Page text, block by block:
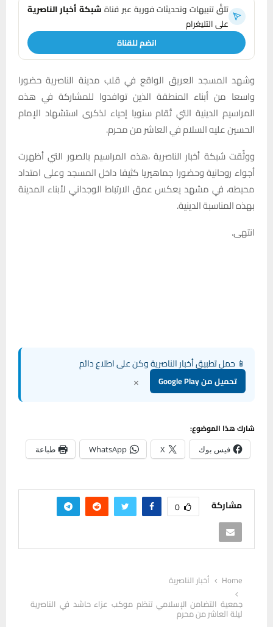
تلقَّ تنبيهات وتحديثات فورية عبر قناةشبكة أخبار الناصرية
على التليغرام
انضم للقناة
وشهد المسجد العريق الواقع في قلب مدينة الناصرية حضورا
واسعا من أبناء المنطقة الذين توافدوا للمشاركة في هذه
المراسيم الدينية التي تُقام سنويا إحياء لذكرى استشهاد الإمام
الحسين عليه السلام في العاشر من محرم.
ووثّقت شبكة أخبار الناصرية ،هذه المراسيم بالصور التي أظهرت
أجواء روحانية وحضورا جماهيريا كثيفا داخل المسجد وعلى امتداد
محيطه، في مشهد يعكس عمق الارتباط الوجداني لأبناء المدينة
بهذه المناسبة الدينية.
انتهى.
📱 حمل تطبيق أخبار الناصرية وكن على اطلاع دائم
تحميل من Google Play ×
شارك هذا الموضوع:
فيس بوك X
WhatsApp طباعة
مشاركة 0
Home
أخبار الناصرية
جمعية التضامن الإسلامي تنظم موكب عزاء حاشد في الناصرية
ليلة العاشر من محرم